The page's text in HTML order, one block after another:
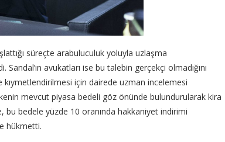
süreçte arabuluculuk yoluyla uzlaşma
avukatları ise bu talebin gerçekçi olmadığını
için dairede uzman incelemesi
mevcut piyasa bedeli göz önünde bulundurularak kira
bedele yüzde 10 oranında hakkaniyet indirimi
hükmetti.